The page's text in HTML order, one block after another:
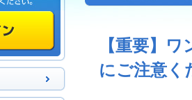
【重要】
にご注意く